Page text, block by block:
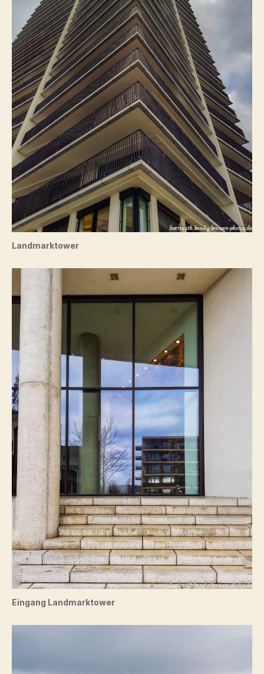
Landmarktower
Eingang Landmarktower